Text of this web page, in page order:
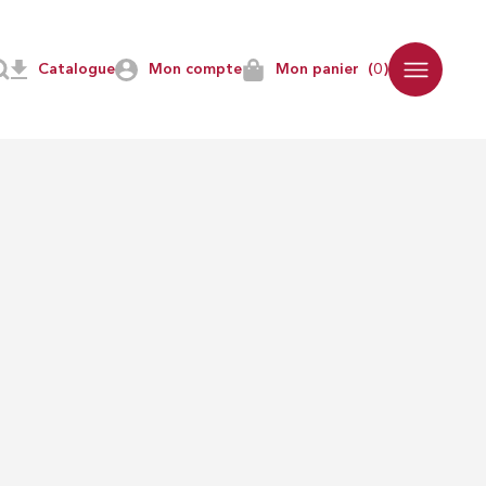
Mon compte Mon panier (0)
Catalogue